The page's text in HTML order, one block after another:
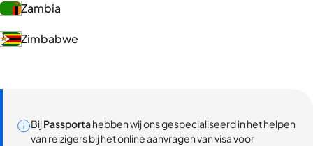
Zambia
Zimbabwe
BijPassportahebben wij ons gespecialiseerd in het helpen
van reizigers bij het online aanvragen van visa voor